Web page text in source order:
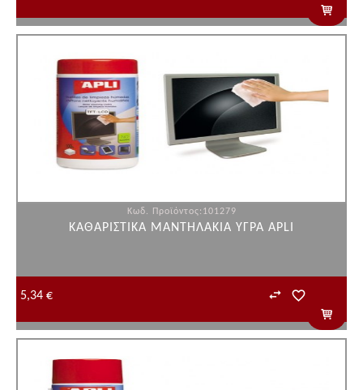
Κωδ. Προϊόντος:101279
ΚΑΘΑΡΙΣΤΙΚΑ ΜΑΝΤΗΛΑΚΙΑ ΥΓΡΑ APLI
5,34 €